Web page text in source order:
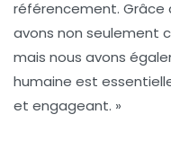
référencement. Grâce
avons non seulement
mais nous avons
humaine est
et engageant. »